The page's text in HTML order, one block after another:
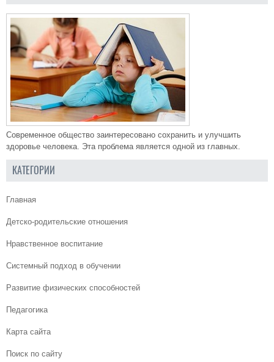
Современное общество заинтересовано сохранить и улучшить
здоровье человека. Эта проблема является одной из главных.
КАТЕГОРИИ
Главная
Детско-родительские отношения
Нравственное воспитание
Системный подход в обучении
Развитие физических способностей
Педагогика
Карта сайта
Поиск по сайту